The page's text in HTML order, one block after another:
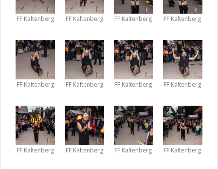
FF Kaltenberg FF Kaltenberg FF Kaltenberg FF Kaltenberg
FF Kaltenberg FF Kaltenberg FF Kaltenberg FF Kaltenberg
FF Kaltenberg FF Kaltenberg FF Kaltenberg FF Kaltenberg